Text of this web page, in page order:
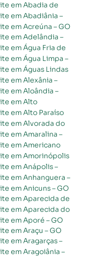
em Acreúna – GO
em Anicuns – GO
em Aporé – GO
em Araçu – GO